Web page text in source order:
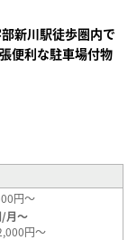
新川駅徒歩圏内で
便利な駐車場付物
円～
/月～
円～